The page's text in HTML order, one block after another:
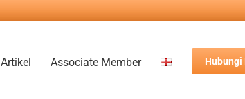
Artikel Associate Member Hubungi